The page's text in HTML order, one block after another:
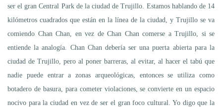
ser el gran Central Park de la ciudad de Trujillo. Estamos hablando de 14
kilómetros cuadrados que están en la línea de la ciudad, y Trujillo se va
comiendo Chan Chan, en vez de Chan Chan comerse a Trujillo, si se
entiende la analogía. Chan Chan debería ser una puerta abierta para la
ciudad de Trujillo, pero al poner barreras, al evitar, al hacer el tabú que
nadie puede entrar a zonas arqueológicas, entonces se utiliza como
botadero de basura, para cometer violaciones, se convierte en un espacio
nocivo para la ciudad en vez de ser el gran foco cultural. Yo digo que la